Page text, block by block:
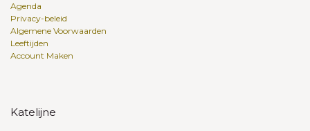
Agenda
Privacy-beleid
Algemene Voorwaarden
Leeftijden
Account Maken
Katelijne